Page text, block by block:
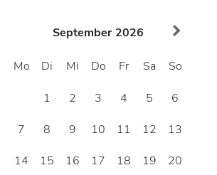
September 2026
Mo Di Mi Do Fr Sa So
1 2 3 4 5
6
7
8 9 10 11 12
13
14
15 16 17 18 19
20